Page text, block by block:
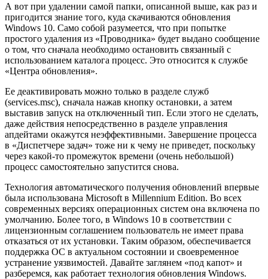
А вот при удалении самой папки, описанной выше, как раз и
пригодится знание того, куда скачиваются обновления
Windows 10. Само собой разумеется, что при попытке
простого удаления из «Проводника» будет выдано сообщение
о том, что сначала необходимо остановить связанный с
использованием каталога процесс. Это относится к службе
«Центра обновления».
Ее деактивировать можно только в разделе служб
(services.msc), сначала нажав кнопку остановки, а затем
выставив запуск на отключенный тип. Если этого не сделать,
даже действия непосредственно в разделе управления
апдейтами окажутся неэффективными. Завершение процесса
в «Диспетчере задач» тоже ни к чему не приведет, поскольку
через какой-то промежуток времени (очень небольшой)
процесс самостоятельно запустится снова.
Технология автоматического получения обновлений впервые
была использована Microsoft в Millennium Edition. Во всех
современных версиях операционных систем она включена по
умолчанию. Более того, в Windows 10 в соответствии с
лицензионным соглашением пользователь не имеет права
отказаться от их установки. Таким образом, обеспечивается
поддержка ОС в актуальном состоянии и своевременное
устранение уязвимостей. Давайте заглянем «под капот» и
разберемся, как работает технология обновления Windows.